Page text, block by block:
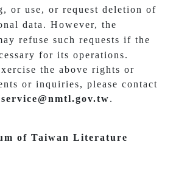
or use, or request deletion of
data. However, the
refuse such requests if the
for its operations.
the above rights or
or inquiries, please contact
service@nmtl.gov.tw.
of Taiwan Literature